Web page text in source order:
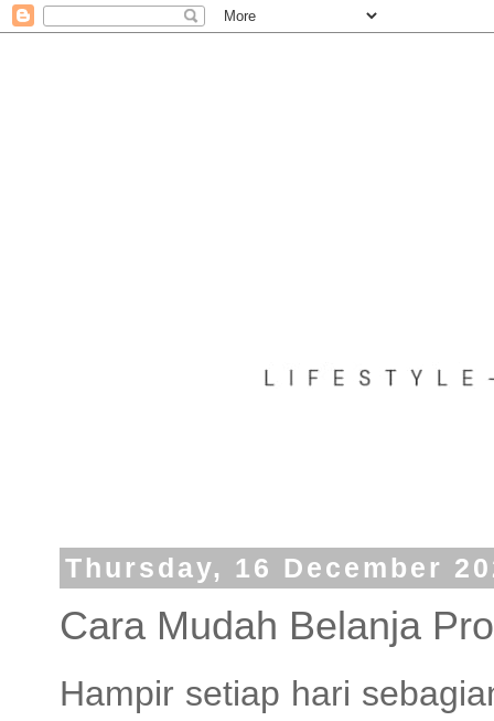
Thursday, 16 December
Cara Mudah Belanja
Hampir setiap hari